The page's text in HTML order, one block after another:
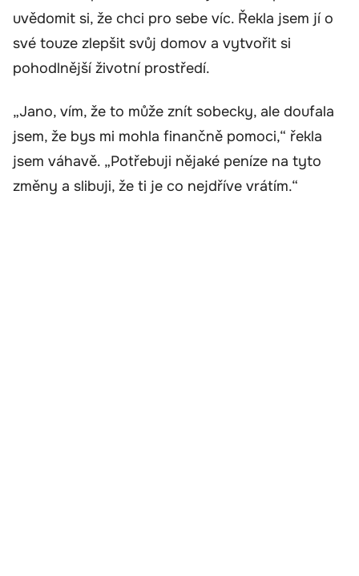
uvědomit si, že chci pro sebe víc. Řekla jsem jí o
své touze zlepšit svůj domov a vytvořit si
pohodlnější životní prostředí.
„Jano, vím, že to může znít sobecky, ale doufala
jsem, že bys mi mohla finančně pomoci,“ řekla
jsem váhavě. „Potřebuji nějaké peníze na tyto
změny a slibuji, že ti je co nejdříve vrátím.“